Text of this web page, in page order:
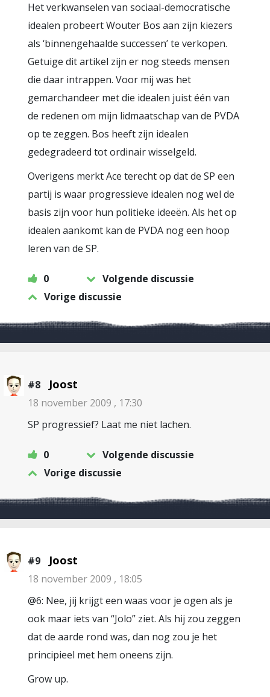
Het verkwanselen van sociaal-democratische
idealen probeert Wouter Bos aan zijn kiezers
als ‘binnengehaalde successen’ te verkopen.
Getuige dit artikel zijn er nog steeds mensen
die daar intrappen. Voor mij was het
gemarchandeer met die idealen juist één van
de redenen om mijn lidmaatschap van de PVDA
op te zeggen. Bos heeft zijn idealen
gedegradeerd tot ordinair wisselgeld.
Overigens merkt Ace terecht op dat de SP een
partij is waar progressieve idealen nog wel de
basis zijn voor hun politieke ideeën. Als het op
idealen aankomt kan de PVDA nog een hoop
leren van de SP.
0
Volgende discussie
Vorige discussie
#8 Joost
18 november 2009 , 17:30
SP progressief? Laat me niet lachen.
0
Volgende discussie
Vorige discussie
#9 Joost
18 november 2009 , 18:05
@6: Nee, jij krijgt een waas voor je ogen als je
ook maar iets van “Jolo” ziet. Als hij zou zeggen
dat de aarde rond was, dan nog zou je het
principieel met hem oneens zijn.
Grow up.